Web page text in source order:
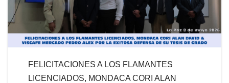
FELICITACIONES A LOS FLAMANTES
LICENCIADOS, MONDACA CORI ALAN